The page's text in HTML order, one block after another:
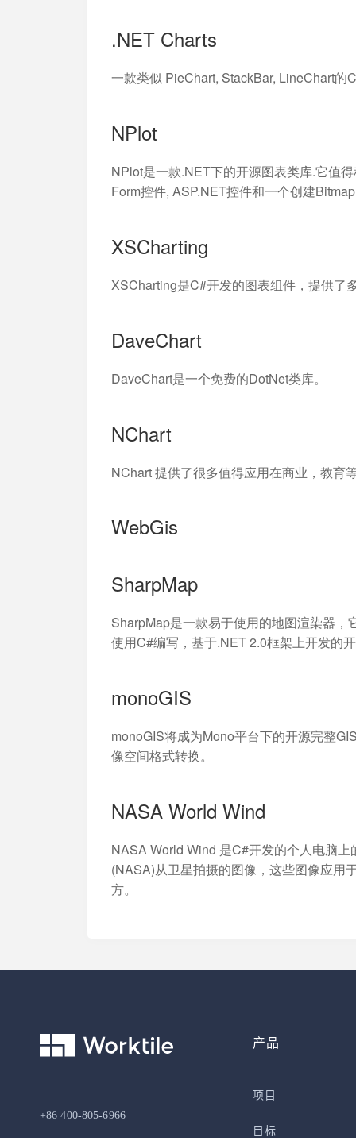
.NET Charts
一款类似 PieChart, StackBar, LineChart的
NPlot
NPlot是一款.NET下的开源图表类库.它值
Form控件, ASP.NET控件和一个创建
XSCharting
XSCharting是C#开发的图表组件，提供了
DaveChart
DaveChart是一个免费的DotNet类库。
NChart
NChart 提供了很多值得应用在商业，教育
WebGis
SharpMap
SharpMap是一款易于使用的地图渲染器
使用C#编写，基于.NET 2.0框架上开发的
monoGIS
monoGIS将成为Mono平台下的开源完整
像空间格式转换。
NASA World Wind
NASA World Wind 是C#开发的个人电脑
(NASA)从卫星拍摄的图像，这些图像应用
方。
+86 400-805-6966
产品
项目
目标